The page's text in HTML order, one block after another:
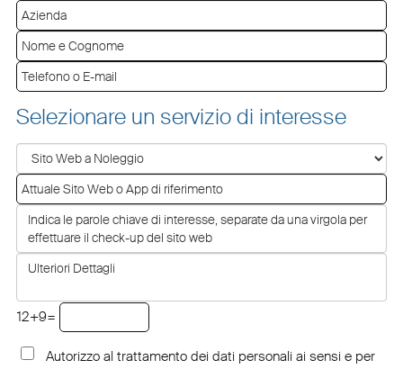
Selezionare un servizio di interesse
12+9=
Autorizzo al trattamento dei dati personali ai sensi e per